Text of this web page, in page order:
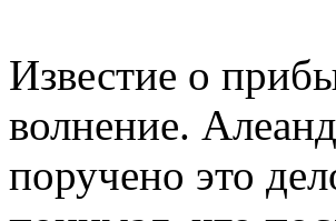
Известие о
волнение.
поручено это